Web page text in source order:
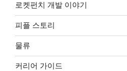
로켓펀치 개발 이야기
피플 스토리
물류
커리어 가이드